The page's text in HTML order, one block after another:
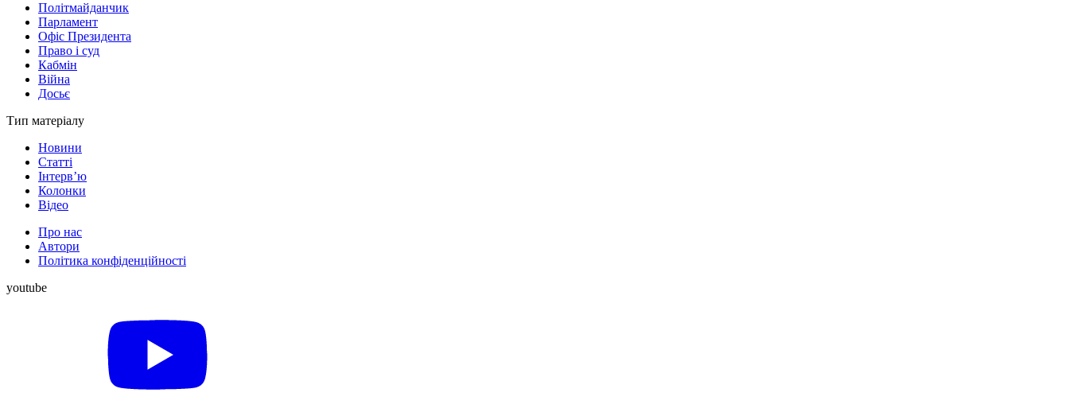
Політмайданчик
Парламент
Офіс Президента
Право і суд
Кабмін
Війна
Досьє
Тип матеріалу
Новини
Статті
Інтерв’ю
Колонки
Відео
Про нас
Автори
Політика конфіденційності
youtube